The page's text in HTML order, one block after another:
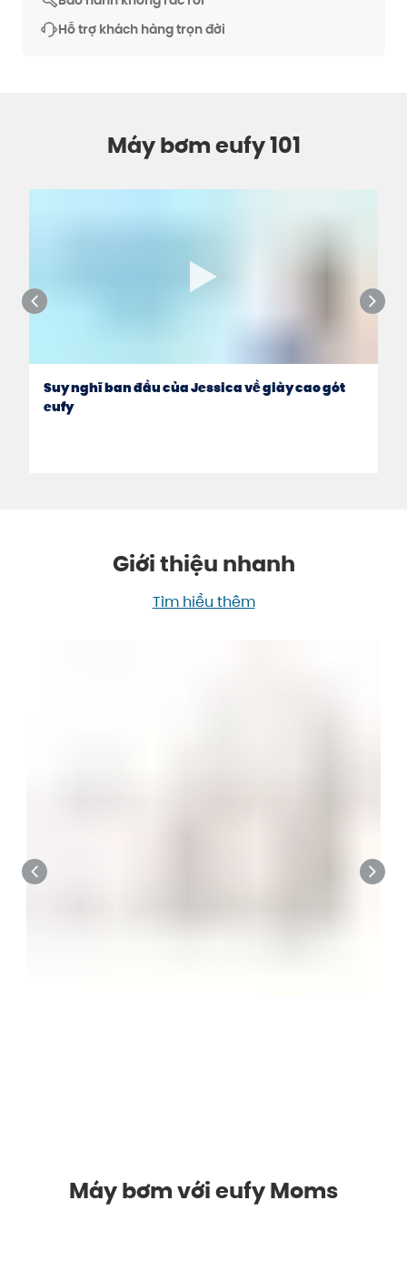
Hỗ trợ khách hàng trọn đời
Máy bơm eufy 101
Suy nghĩ ban đầu của Jessica về giày cao gót
eufy
Giới thiệu nhanh
Tìm hiểu thêm
Máy bơm với eufy Moms